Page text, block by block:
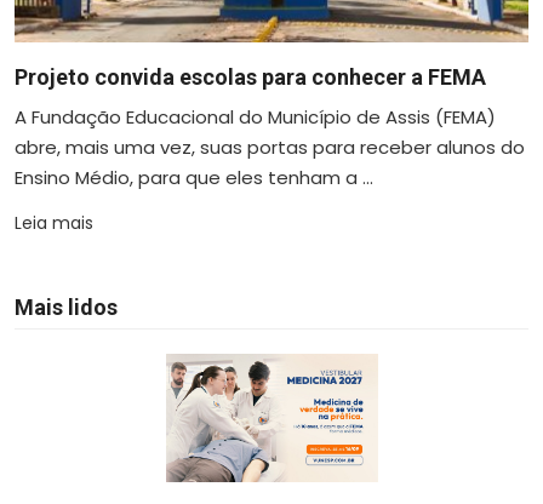
Projeto convida escolas para conhecer a FEMA
A Fundação Educacional do Município de Assis (FEMA)
abre, mais uma vez, suas portas para receber alunos do
Ensino Médio, para que eles tenham a ...
Leia mais
Mais lidos